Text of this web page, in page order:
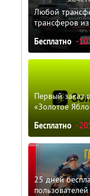
Любой
трансферов
Бесплатно -
Первый заказ
«Золотое
Бесплатно -
25 дней
пользователей